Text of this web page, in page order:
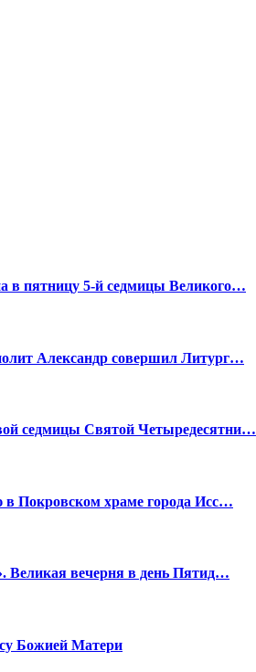
в пятницу 5-й седмицы Великого…
Александр совершил Литург…
седмицы Святой Четыредесятни…
в Покровском храме города Исс…
Великая вечерня в день Пятид…
Божией Матери